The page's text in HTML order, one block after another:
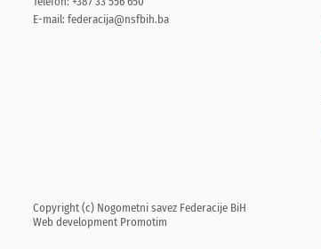
E-mail: federacija@nsfbih.ba
Copyright (c) Nogometni savez Federacije BiH
Web development Promotim